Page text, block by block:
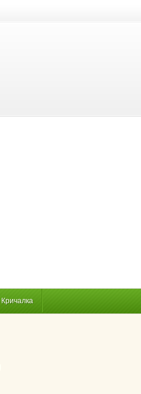
Кричалка